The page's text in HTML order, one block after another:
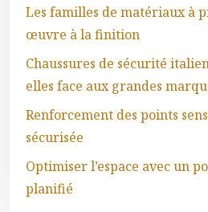
Les familles de matériaux à
œuvre à la finition
Chaussures de sécurité
elles face aux grandes
Renforcement des points
sécurisée
Optimiser l’espace avec un
planifié